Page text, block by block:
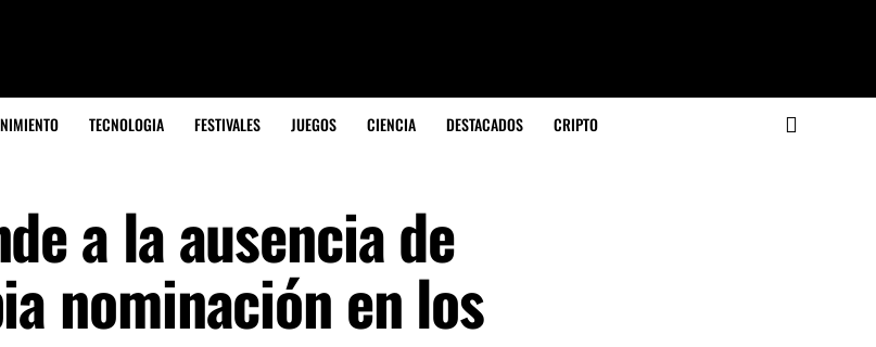
TECNOLOGIA FESTIVALES JUEGOS CIENCIA DESTACADOS CRIPTO
a la ausencia de
nominación en los